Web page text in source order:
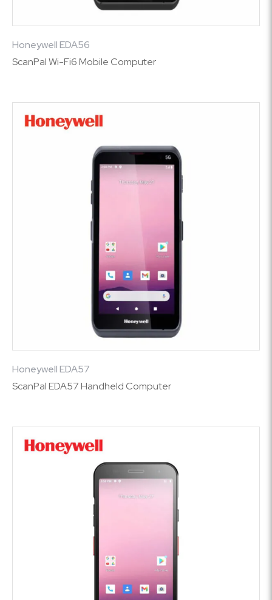
Honeywell EDA56
ScanPal Wi-Fi6 Mobile Computer
Honeywell EDA57
ScanPal EDA57 Handheld Computer